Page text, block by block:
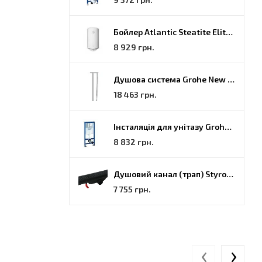
Бойлер Atlantic Steatite Elite VM 080 D400 2 BC, 80 (851188)
8 929 грн.
Душова система Grohe New Tempesta Cosmopolitan (27922000)
18 463 грн.
Інсталяція для унітазу Grohe Rapid SL (38772001)
8 832 грн.
Душовий канал (трап) Styron, решітка Гармонія, 70 (STY-H-70-FF)
7 755 грн.
‹ ›